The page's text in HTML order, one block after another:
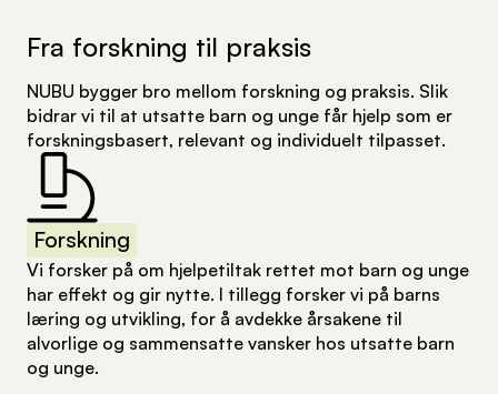
Fra forskning til praksis
NUBU bygger bro mellom forskning og praksis. Slik
bidrar vi til at utsatte barn og unge får hjelp som er
forskningsbasert, relevant og individuelt tilpasset.
Forskning
Vi forsker på om hjelpetiltak rettet mot barn og unge
har effekt og gir nytte. I tillegg forsker vi på barns
læring og utvikling, for å avdekke årsakene til
alvorlige og sammensatte vansker hos utsatte barn
og unge.